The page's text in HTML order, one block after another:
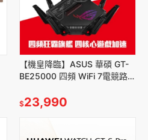
【機皇降臨】ASUS 華碩 GT-
BE25000 四頻 WiFi 7電競路由
$23,990